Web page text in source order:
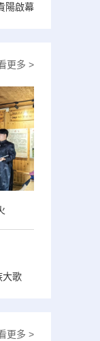
陽啟幕
更多 >
大歌
更多 >